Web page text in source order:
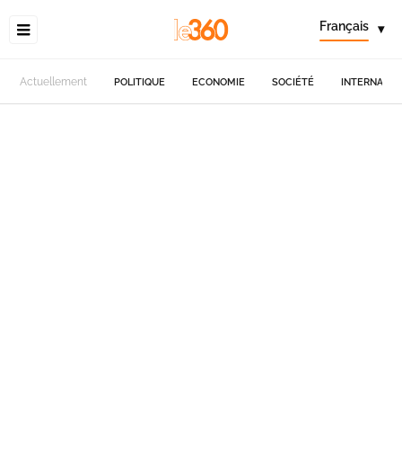
Français ▾
Actuellement POLITIQUE ECONOMIE SOCIÉTÉ